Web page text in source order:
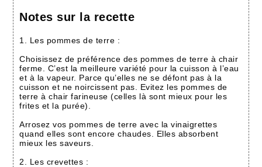
Notes sur la recette
1. Les pommes de terre :
Choisissez de préférence des pommes de terre à chair
ferme. C’est la meilleure variété pour la cuisson à l’eau
et à la vapeur. Parce qu’elles ne se défont pas à la
cuisson et ne noircissent pas. Evitez les pommes de
terre à chair farineuse (celles là sont mieux pour les
frites et la purée).
Arrosez vos pommes de terre avec la vinaigrettes
quand elles sont encore chaudes. Elles absorbent
mieux les saveurs.
2. Les crevettes :